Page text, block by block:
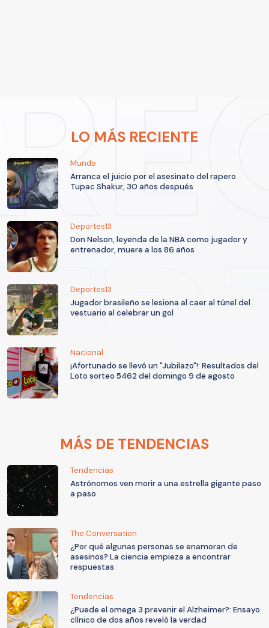
LO MÁS RECIENTE
Mundo
Arranca el juicio por el asesinato del rapero
Tupac Shakur, 30 años después
Deportes13
Don Nelson, leyenda de la NBA como jugador y
entrenador, muere a los 86 años
Deportes13
Jugador brasileño se lesiona al caer al túnel del
vestuario al celebrar un gol
Nacional
¡Afortunado se llevó un "Jubilazo"!: Resultados del
Loto sorteo 5462 del domingo 9 de agosto
MÁS DE TENDENCIAS
Tendencias
Astrónomos ven morir a una estrella gigante paso
a paso
The Conversation
¿Por qué algunas personas se enamoran de
asesinos? La ciencia empieza a encontrar
respuestas
Tendencias
¿Puede el omega 3 prevenir el Alzheimer?: Ensayo
clínico de dos años reveló la verdad